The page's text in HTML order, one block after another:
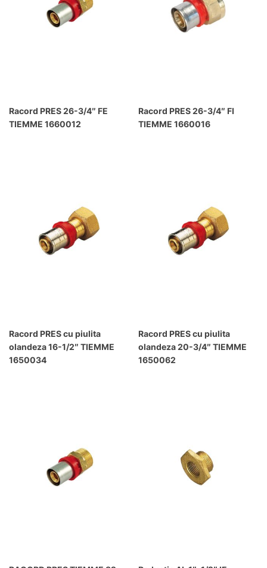
Racord PRES 26-3/4″ FE
TIEMME 1660012
Racord PRES 26-3/4″ FI
TIEMME 1660016
Racord PRES cu piulita
olandeza 16-1/2″ TIEMME
1650034
Racord PRES cu piulita
olandeza 20-3/4″ TIEMME
1650062